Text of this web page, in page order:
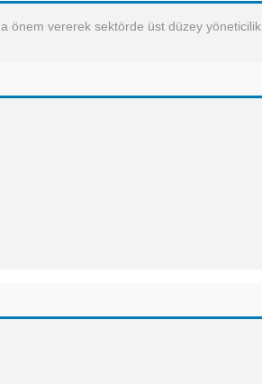
önem vererek sektörde üst düzey yöneticilik